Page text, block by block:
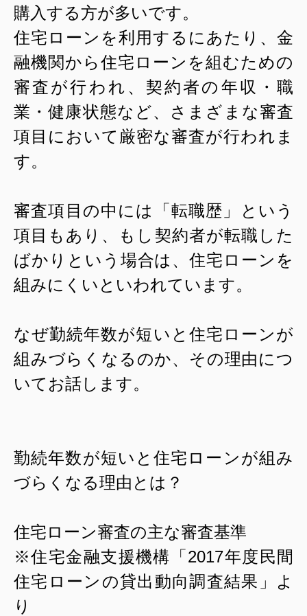
購入する方が多いです。
住宅ローンを利用するにあたり、金
融機関から住宅ローンを組むための
審査が行われ、契約者の年収・職
業・健康状態など、さまざまな審査
項目において厳密な審査が行われま
す。
審査項目の中には「転職歴」という
項目もあり、もし契約者が転職した
ばかりという場合は、住宅ローンを
組みにくいといわれています。
なぜ勤続年数が短いと住宅ローンが
組みづらくなるのか、その理由につ
いてお話します。
勤続年数が短いと住宅ローンが組み
づらくなる理由とは？
住宅ローン審査の主な審査基準
※住宅金融支援機構「2017年度民間
住宅ローンの貸出動向調査結果」よ
り